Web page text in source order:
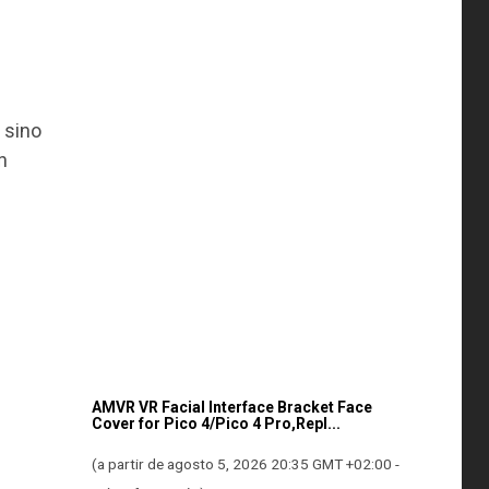
sino
AMVR VR Facial Interface Bracket Face
Cover for Pico 4/Pico 4 Pro,Repl...
(a partir de agosto 5, 2026 20:35 GMT +02:00 -